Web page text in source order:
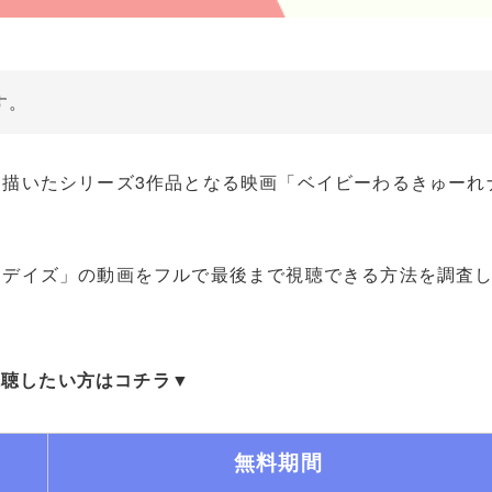
いたシリーズ3作品となる映画「ベイビーわるきゅーれ
イズ」の動画をフルで最後まで視聴できる方法を調査
したい方はコチラ▼
無料期間